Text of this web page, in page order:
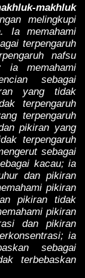
makhluk
melingkupi
Ia memahami
terpengaruh
nafsu
ia memahami
sebagai
yang tidak
terpengaruh
terpengaruh
pikiran yang
terpengaruh
sebagai
kacau; ia
dan pikiran
pikiran
pikiran tidak
pikiran
dan pikiran
ia
sebagai
terbebaskan